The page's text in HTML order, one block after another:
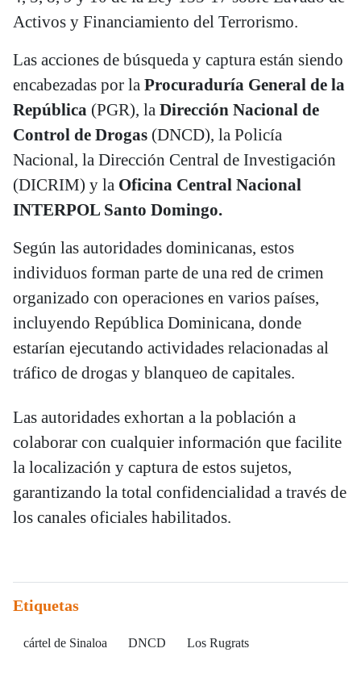
Activos y Financiamiento del Terrorismo.
Las acciones de búsqueda y captura están siendo
encabezadas por la Procuraduría General de la
República (PGR), la Dirección Nacional de
Control de Drogas (DNCD), la Policía
Nacional, la Dirección Central de Investigación
(DICRIM) y la Oficina Central Nacional
INTERPOL Santo Domingo.
Según las autoridades dominicanas, estos
individuos forman parte de una red de crimen
organizado con operaciones en varios países,
incluyendo República Dominicana, donde
estarían ejecutando actividades relacionadas al
tráfico de drogas y blanqueo de capitales.
Las autoridades exhortan a la población a
colaborar con cualquier información que facilite
la localización y captura de estos sujetos,
garantizando la total confidencialidad a través de
los canales oficiales habilitados.
Etiquetas
cártel de Sinaloa DNCD Los Rugrats